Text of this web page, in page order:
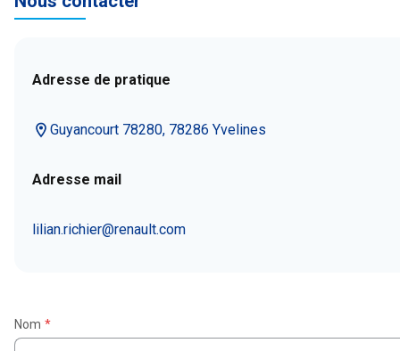
Adresse de pratique
Guyancourt 78280, 78286 Yvelines
Adresse mail
lilian.richier@renault.com
Nom *